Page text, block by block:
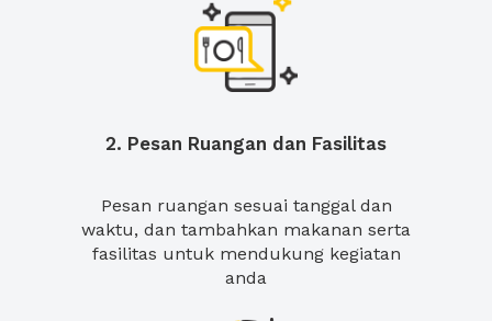
2. Pesan Ruangan dan Fasilitas
Pesan ruangan sesuai tanggal dan
waktu, dan tambahkan makanan serta
fasilitas untuk mendukung kegiatan
anda